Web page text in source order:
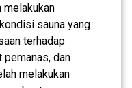
melakukan
sauna yang
terhadap
pemanas, dan
melakukan